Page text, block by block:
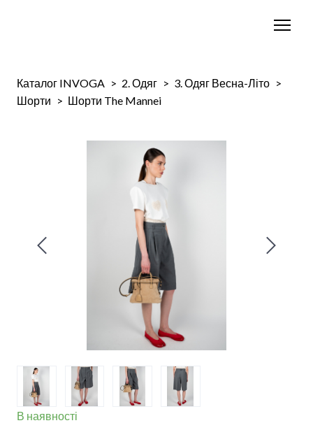
Каталог INVOGA 2. Одяг
3. Одяг Весна-Літо
Шорти
Шорти The Mannei
В наявності